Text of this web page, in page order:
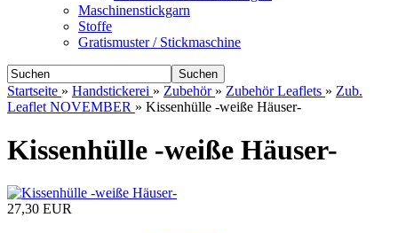
Maschinenstickgarn
Stoffe
Gratismuster / Stickmaschine
Suchen
Startseite » Handstickerei » Zubehör » Zubehör Leaflets » Zub.
Leaflet NOVEMBER » Kissenhülle -weiße Häuser-
Kissenhülle -weiße Häuser-
27,30 EUR